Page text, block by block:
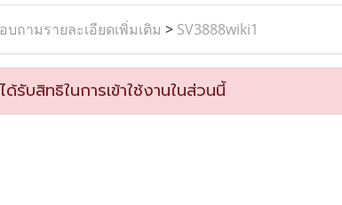
บถามรายละเอียดเพิ่มเติม > SV3888wiki1
รับสิทธิในการเข้าใช้งานในส่วนนี้